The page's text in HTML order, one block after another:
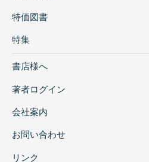
特価図書
特集
書店様へ
著者ログイン
会社案内
お問い合わせ
リンク